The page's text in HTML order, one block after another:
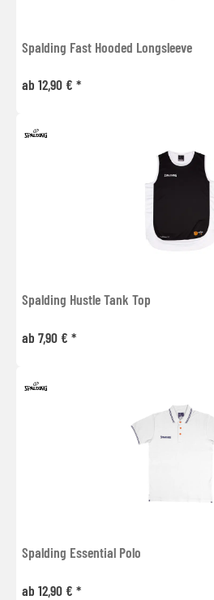
Spalding Fast Hooded Longsleeve
ab 12,90 € *
Spalding Hustle Tank Top
ab 7,90 € *
Spalding Essential Polo
ab 12,90 € *